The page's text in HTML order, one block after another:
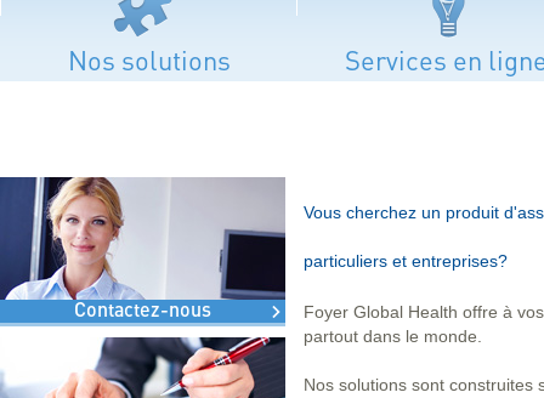
Nos solutions Services en
Contactez-nous
Vous cherchez un produit
particuliers et entreprises?
Foyer Global Health offre à
partout dans le monde.
Nos solutions sont construites